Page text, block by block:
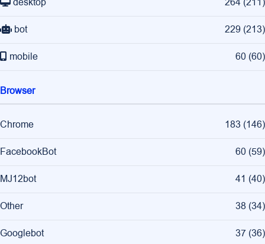
desktop 264 (211)
bot 229 (213)
mobile 60 (60)
Browser
Chrome 183 (146)
FacebookBot 60 (59)
MJ12bot 41 (40)
Other 38 (34)
Googlebot 37 (36)